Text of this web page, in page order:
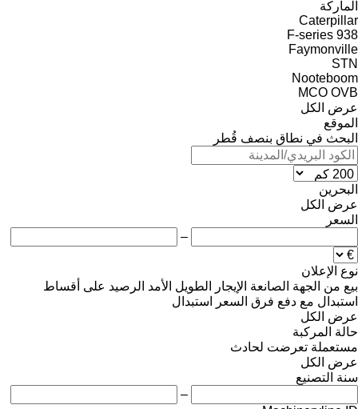
الماركة
Caterpillar
938
F-series
Faymonville
STN
Nooteboom
MCO OVB
عرض الكل
الموقع
البحث في نطاق بنصف قُطر
البحرين
عرض الكل
السعر
–
نوع الإعلان
بيع من الجهة الصانعة الإيجار الطويل الأمد الرصيد على أقساط
استبدال مع دفع فرق السعر
استبدال
عرض الكل
حالة المركبة
مستعملة تعرضت لحادث
عرض الكل
سنة التصنيع
–